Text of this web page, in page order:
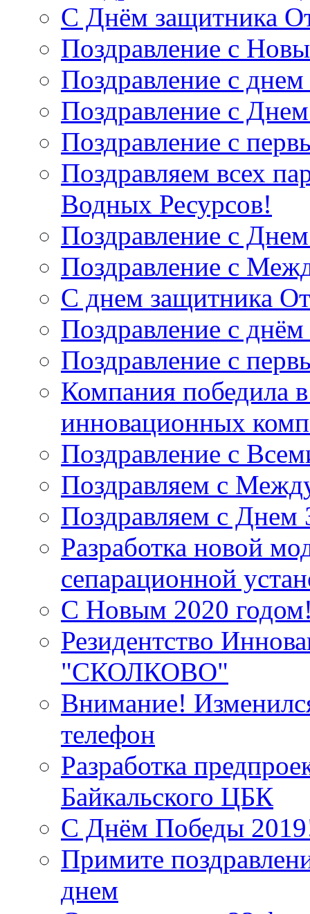
С Днём защитника
Поздравление с
Поздравление с
Поздравление с
Поздравление с
Поздравляем всех
Водных Ресурсов!
Поздравление с
Поздравление с
С днем защитника
Поздравление с
Поздравление с
Компания победила
инновационных
Поздравление с
Поздравляем с
Поздравляем с Днем
Разработка новой
сепарационной
С Новым 2020
Резидентство
"СКОЛКОВО"
Внимание!
телефон
Разработка
Байкальского ЦБК
С Днём Победы
Примите
днем